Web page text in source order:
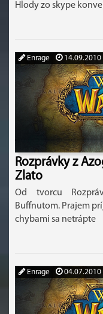
Hlody zo skype
Enrage 14.09.2010
Rozprávky z
Zlato
Od tvorcu
Buffnutom. Prajem
chybami sa netrápte
Enrage 04.07.2010